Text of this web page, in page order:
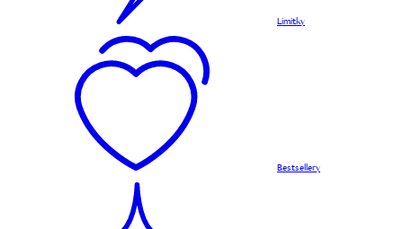
Limitky
Bestsellery